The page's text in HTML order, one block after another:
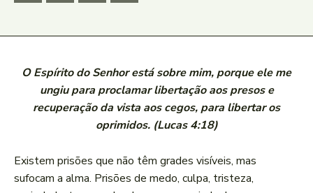
O Espírito do Senhor está sobre mim, porque ele me
ungiu para proclamar libertação aos presos e
recuperação da vista aos cegos, para libertar os
oprimidos. (Lucas 4:18)
Existem prisões que não têm grades visíveis, mas
sufocam a alma. Prisões de medo, culpa, tristeza,